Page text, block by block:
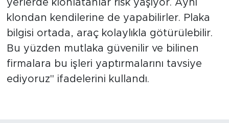
yerlerde klonlatanlar risk yaşıyor. Aynı
klondan kendilerine de yapabilirler. Plaka
bilgisi ortada, araç kolaylıkla götürülebilir.
Bu yüzden mutlaka güvenilir ve bilinen
firmalara bu işleri yaptırmalarını tavsiye
ediyoruz" ifadelerini kullandı.